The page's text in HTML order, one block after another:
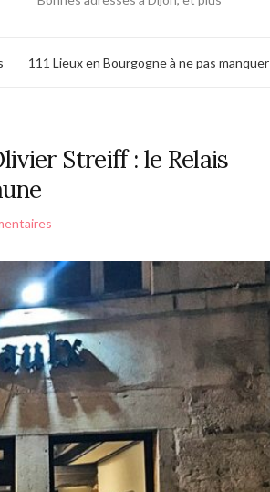
111 Lieux en Bourgogne à ne pas manquer
Streiff : le Relais